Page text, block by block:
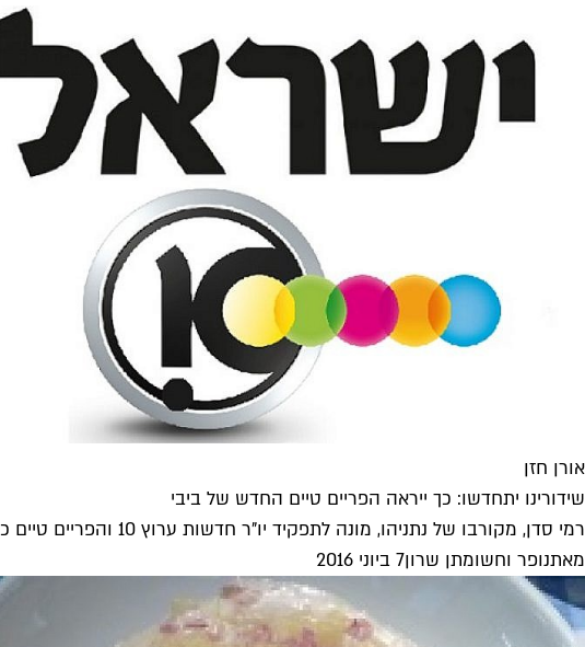
אורן חזן
שידורינו יתחדשו: כך ייראה הפריים טיים החדש של ביבי
רמי סדן, מקורבו של נתניהו, מונה לתפקיד יו"ר חדשות ערוץ 10 והפריים טיים כמו שהכרנו אותו מחשב את קיצו לאחור. ניסינו...
מאתנופר וחשומתן שרון7 ביוני 2016